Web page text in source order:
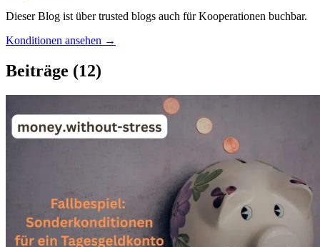
Dieser Blog ist über trusted blogs auch für Kooperationen buchbar.
Konditionen ansehen →
Beiträge (12)